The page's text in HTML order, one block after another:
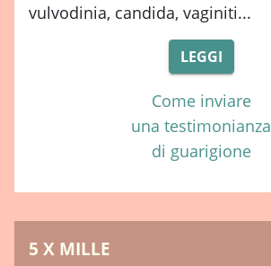
vulvodinia, candida, vaginiti...
LEGGI
Come inviare
una testimonianza
di guarigione
5 X MILLE